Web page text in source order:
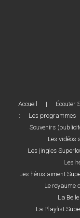
Accueil | Écouter
:
Les programmes
Souvenirs
Les vidéos
Les jingles
Les
Les héros aiment
Le royaume
La
La Playlist